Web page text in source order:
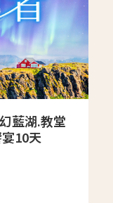
藍湖.教堂
10天